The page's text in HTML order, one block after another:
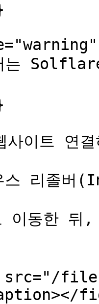
는
이트 연결
스 리졸버
이동한
files/